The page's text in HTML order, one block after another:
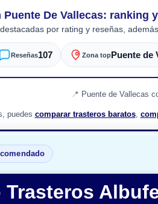
Puente De Vallecas: ranking
por rating y reseñas,
Reseñas107 Zona topPuente de
Puente de Vallecas
puedes comparar trasteros baratos,
Trasteros